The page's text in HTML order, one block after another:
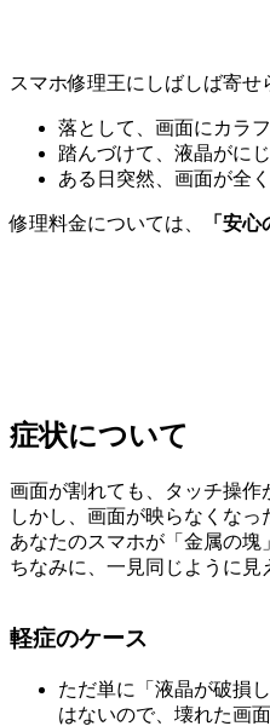
スマホ修理王にしばしば寄せ
落として、画面にカラ
踏んづけて、液晶がに
ある日突然、画面が全
修理料金については、 「安
症状について
画面が割れても、タッチ操作
しかし、画面が映らなくな
あなたのスマホが「金属の塊
ちなみに、一見同じように見
軽症のケース
ただ単に「液晶が破損
はないので、壊れた画